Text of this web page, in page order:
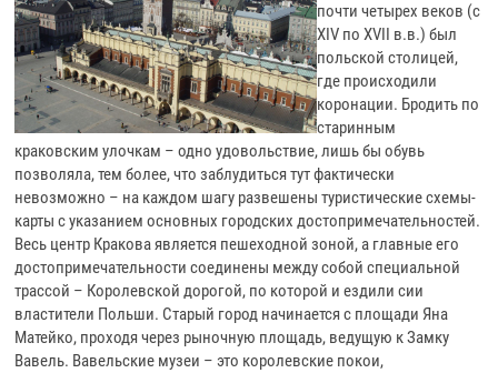
почти четырех веков (с
XIV по XVII в.в.) был
польской столицей,
где происходили
коронации. Бродить по
старинным
краковским улочкам – одно удовольствие, лишь бы обувь
позволяла, тем более, что заблудиться тут фактически
невозможно – на каждом шагу развешены туристические схемы-
карты с указанием основных городских достопримечательностей.
Весь центр Кракова является пешеходной зоной, а главные его
достопримечательности соединены между собой специальной
трассой – Королевской дорогой, по которой и ездили сии
властители Польши. Старый город начинается с площади Яна
Матейко, проходя через рыночную площадь, ведущую к Замку
Вавель. Вавельские музеи – это королевские покои,